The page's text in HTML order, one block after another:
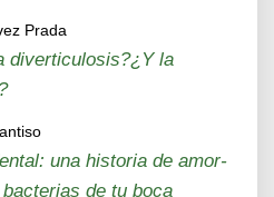
Prada
diverticulosis?¿Y la
una historia de amor-
de tu boca